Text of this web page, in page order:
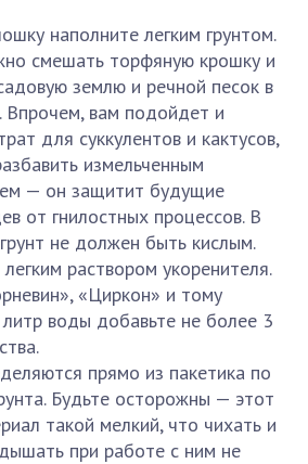
наполните легким грунтом.
смешать торфяную крошку и
землю и речной песок в
Впрочем, вам подойдет и
для суккулентов и кактусов,
измельченным
— он защитит будущие
от гнилостных процессов. В
не должен быть кислым.
раствором укоренителя.
«Циркон» и тому
воды добавьте не более 3
прямо из пакетика по
Будьте осторожны — этот
такой мелкий, что чихать и
при работе с ним не